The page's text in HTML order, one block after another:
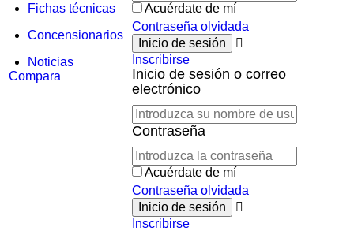
Acuérdate de mí
Contraseña olvidada
Inscribirse
Inicio de sesión o correo
electrónico
Contraseña
Acuérdate de mí
Contraseña olvidada
Inscribirse
Fichas técnicas
Concensionarios
Noticias
Compara